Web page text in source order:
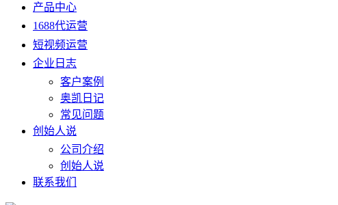
产品中心
1688代运营
短视频运营
企业日志
客户案例
奥凯日记
常见问题
创始人说
公司介绍
创始人说
联系我们